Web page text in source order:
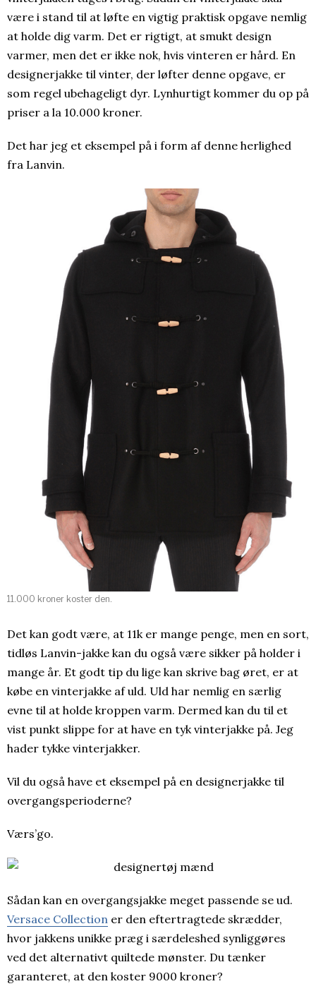
være i stand til at løfte en vigtig praktisk opgave nemlig
at holde dig varm. Det er rigtigt, at smukt design
varmer, men det er ikke nok, hvis vinteren er hård. En
designerjakke til vinter, der løfter denne opgave, er
som regel ubehageligt dyr. Lynhurtigt kommer du op på
priser a la 10.000 kroner.
Det har jeg et eksempel på i form af denne herlighed
fra Lanvin.
11.000 kroner koster den.
Det kan godt være, at 11k er mange penge, men en sort,
tidløs Lanvin-jakke kan du også være sikker på holder i
mange år. Et godt tip du lige kan skrive bag øret, er at
købe en vinterjakke af uld. Uld har nemlig en særlig
evne til at holde kroppen varm. Dermed kan du til et
vist punkt slippe for at have en tyk vinterjakke på. Jeg
hader tykke vinterjakker.
Vil du også have et eksempel på en designerjakke til
overgangsperioderne?
Værs’go.
Sådan kan en overgangsjakke meget passende se ud.
Versace Collection er den eftertragtede skrædder,
hvor jakkens unikke præg i særdeleshed synliggøres
ved det alternativt quiltede mønster. Du tænker
garanteret, at den koster 9000 kroner?